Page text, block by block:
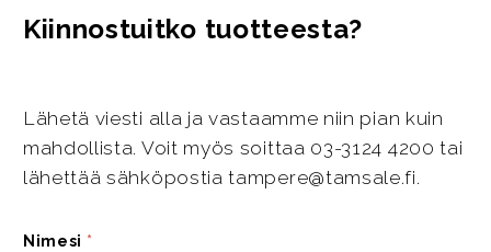
Kiinnostuitko tuotteesta?
Lähetä viesti alla ja vastaamme niin pian kuin
mahdollista. Voit myös soittaa 03-3124 4200 tai
lähettää sähköpostia tampere@tamsale.fi.
Nimesi *